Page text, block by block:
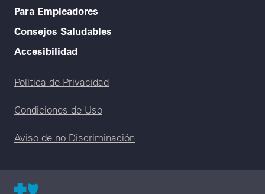
Para Empleadores
Consejos Saludables
Accesibilidad
Legal menu
Política de Privacidad
Condiciones de Uso
Aviso de no Discriminación